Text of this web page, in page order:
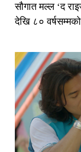
सौगात मल्ल ‘द
देखि ८०